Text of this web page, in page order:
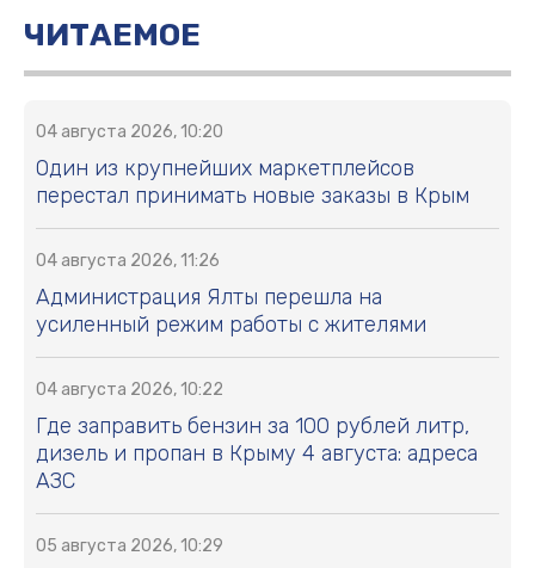
ЧИТАЕМОЕ
04 августа 2026, 10:20
Один из крупнейших маркетплейсов
перестал принимать новые заказы в Крым
04 августа 2026, 11:26
Администрация Ялты перешла на
усиленный режим работы с жителями
04 августа 2026, 10:22
Где заправить бензин за 100 рублей литр,
дизель и пропан в Крыму 4 августа: адреса
АЗС
05 августа 2026, 10:29